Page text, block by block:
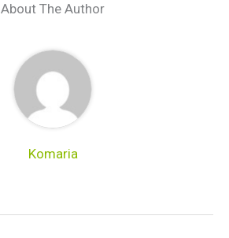
About The Author
Komaria